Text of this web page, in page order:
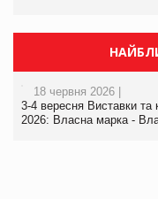
18 червня 2026 |
3-4 вересня Виставки та
2026: Власна марка -